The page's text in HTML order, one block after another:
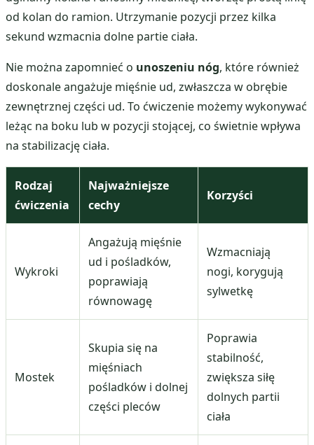
od kolan do ramion. Utrzymanie pozycji przez kilka
sekund wzmacnia dolne partie ciała.
Nie można zapomnieć o unoszeniu nóg, które również
doskonale angażuje mięśnie ud, zwłaszcza w obrębie
zewnętrznej części ud. To ćwiczenie możemy wykonywać
leżąc na boku lub w pozycji stojącej, co świetnie wpływa
na stabilizację ciała.
Rodzaj
ćwiczenia
Najważniejsze
cechy
Korzyści
Wykroki
Angażują mięśnie
ud i pośladków,
poprawiają
równowagę
Wzmacniają
nogi, korygują
sylwetkę
Mostek
Skupia się na
mięśniach
pośladków i dolnej
części pleców
Poprawia
stabilność,
zwiększa siłę
dolnych partii
ciała